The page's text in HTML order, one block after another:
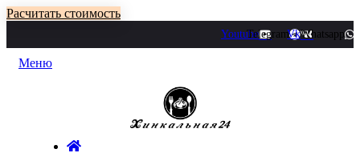
Расчитать стоимость
YoutubeTelegramVkWhatsapp
Меню